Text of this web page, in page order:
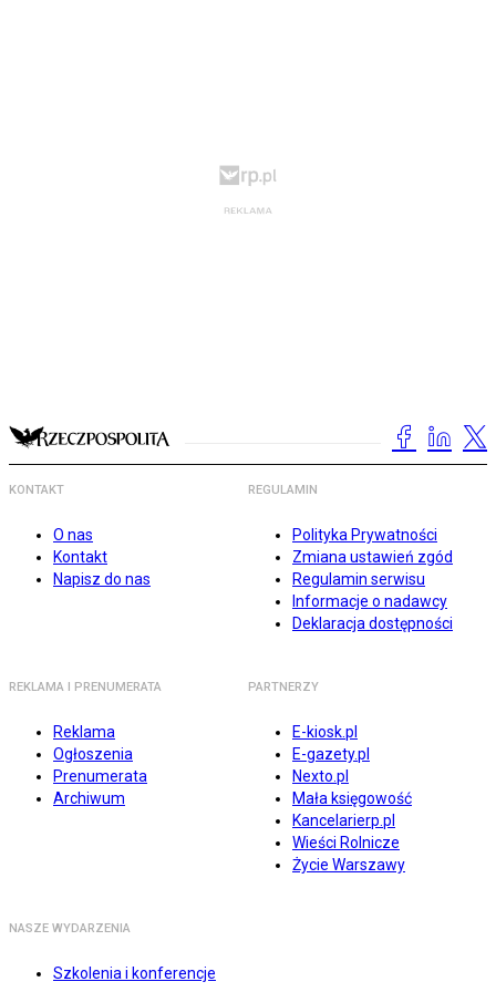
KONTAKT
O nas
Kontakt
Napisz do nas
REGULAMIN
Polityka Prywatności
Zmiana ustawień zgód
Regulamin serwisu
Informacje o nadawcy
Deklaracja dostępności
REKLAMA I PRENUMERATA
Reklama
Ogłoszenia
Prenumerata
Archiwum
PARTNERZY
E-kiosk.pl
E-gazety.pl
Nexto.pl
Mała księgowość
Kancelarierp.pl
Wieści Rolnicze
Życie Warszawy
NASZE WYDARZENIA
Szkolenia i konferencje